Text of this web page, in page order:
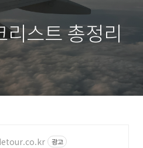
스트 총정리
광고